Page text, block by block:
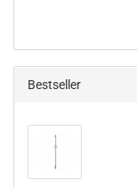
Bestseller